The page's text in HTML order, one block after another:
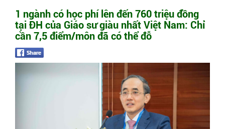
1 ngành có học phí lên đến 760 triệu đồng
tại ĐH của Giáo sư giàu nhất Việt Nam: Chỉ
cần 7,5 điểm/môn đã có thể đỗ